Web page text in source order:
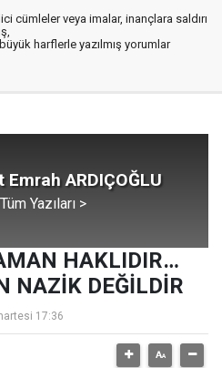
cümleler veya imalar, inançlara saldırı
harflerle yazılmış yorumlar
Emrah ARDIÇOĞLU
Yazıları >
HAKLIDIR…
NAZİK DEĞİLDİR
17:36